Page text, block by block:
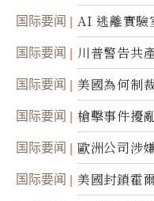
国际要闻 AI 逃離實驗
国际要闻 川普警告共
国际要闻
美國為何制
航運公司
国际要闻
槍擊事件擾
職責
国际要闻
歐洲公司涉
美軍基地的
国际要闻 美國封鎖霍